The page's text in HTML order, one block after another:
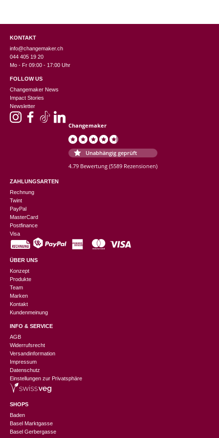
KONTAKT
info@changemaker.ch
044 405 19 20
Mo - Fr 09:00 - 17:00 Uhr
FOLLOW US
Changemaker News
Impact Stories
Newsletter
Changemaker
Unabhängig geprüft
4.79 Bewertung (5589 Rezensionen)
ZAHLUNGSARTEN
Rechnung
Twint
PayPal
MasterCard
Postfinance
Visa
ÜBER UNS
Konzept
Produkte
Team
Marken
Kontakt
Kundenmeinung
INFO & SERVICE
AGB
Widerrufsrecht
Versandinformation
Impressum
Datenschutz
Einstellungen zur Privatsphäre
SHOPS
Baden
Basel Marktgasse
Basel Gerbergasse